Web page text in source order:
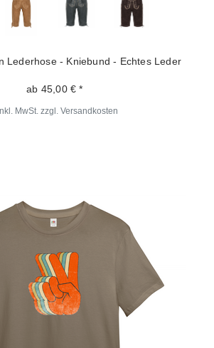
Lederhose - Kniebund - Echtes Leder
ab 45,00 € *
MwSt. zzgl. Versandkosten